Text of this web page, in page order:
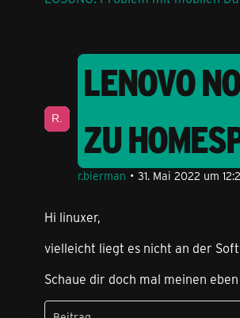
LENOVO
ZU
r.bierman 31. Mai 2022 um
Hi linuxer,
vielleicht liegt es nicht an der
Schaue dir doch mal meinen